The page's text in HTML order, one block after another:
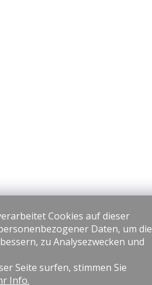
Cookies auf dieser
Daten, um die
zu Analysezwecken und
Seite surfen, stimmen Sie
Info.